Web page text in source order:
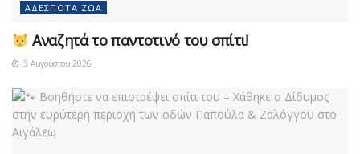
ΑΔΈΣΠΟΤΑ ΖΏΑ
Αναζητά το παντοτινό του σπίτι!
5 Αυγούστου 2026